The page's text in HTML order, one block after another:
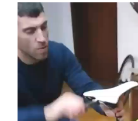
Reprodutor
de
vídeo